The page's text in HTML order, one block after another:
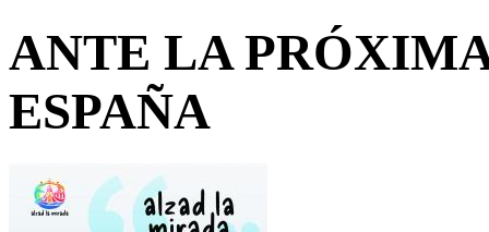
ANTE LA
ESPAÑA